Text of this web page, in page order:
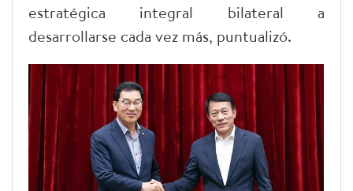
estratégica integral bilateral a
desarrollarse cada vez más, puntualizó.